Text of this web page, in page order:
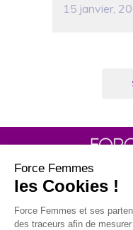
15 janvier,
30